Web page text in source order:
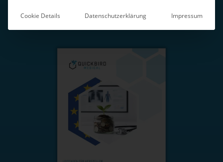
Cookie Details Datenschutzerklärung Impressum